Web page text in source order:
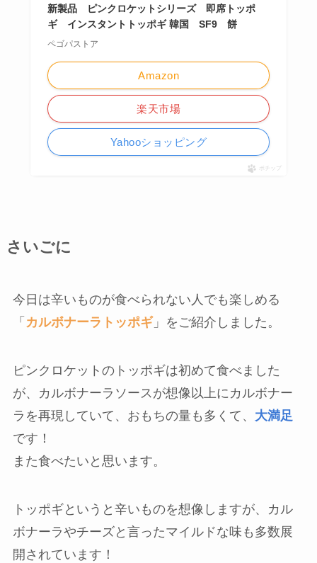
新製品 ピンクロケットシリーズ 即席トッポ
ギ インスタントトッポギ 韓国 SF9 餅
ペゴパストア
Amazon
楽天市場
Yahooショッピング
ポチップ
さいごに
今日は辛いものが食べられない人でも楽しめる
「 カルボナーラトッポギ」をご紹介しました。
ピンクロケットのトッポギは初めて食べました
が、カルボナーラソースが想像以上にカルボナー
ラを再現していて、おもちの量も多くて、 大満足
です！
また食べたいと思います。
トッポギというと辛いものを想像しますが、カル
ボナーラやチーズと言ったマイルドな味も多数展
開されています！